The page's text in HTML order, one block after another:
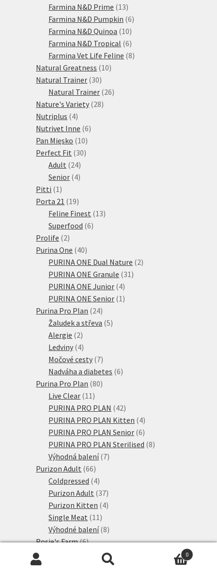
produktů
Farmina N&D Prime 1313
produktů
Farmina N&D Pumpkin 66
Farmina N&D Quinoa 1010
produktů
Farmina N&D Tropical 66
produktů
Farmina Vet Life Feline 88
Natural Greatness 1010
Natural Trainer 3030
produktů
Natural Trainer 2626
Nature's Variety 2828
Nutriplus 44
produkty
Nutrivet Inne 66
Pan Mięsko 1010
produktů
Perfect Fit 3030
Adult 2424
produktů
Senior 44
Pitti 1 1
produkt
Porta 21 1919
produktů
Feline Finest 1313
Superfood 66
Prolife 22
produkty
Purina One 4040
produktů
PURINA ONE Dual Nature 22
PURINA ONE Granule 31 31
PURINA ONE Junior 44
produkty
PURINA ONE Senior 1 1
Purina Pro Plan 2424
produktů
Žaludek a střeva 55
Alergie 22
produkty
Ledviny 44
produkty
Močové cesty 77
produktů
Nadváha a diabetes 66
Purina Pro Plan 8080
Live Clear 11 11
produktů
PURINA PRO PLAN 4242
produktů
PURINA PRO PLAN Kitten 44
produkty
PURINA PRO PLAN Senior 66
produktů
PURINA PRO PLAN Sterilised 88
Výhodná balení 77
Purizon Adult 6666
produktů
Coldpressed 44
produkty
Purizon Adult 3737
produktů
Purizon Kitten 44
Single Meat 11 11
produktů
Výhodné balení 88
produktů
Rosie's Farm 66
produktů
produktů
Royal Canin
0